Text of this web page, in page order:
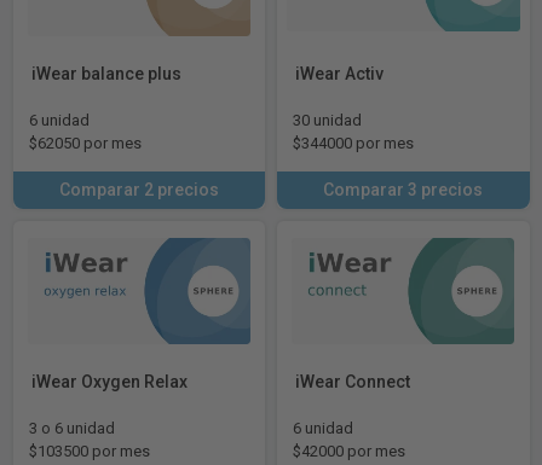
iWear balance plus
6 unidad
$62050 por mes
Comparar 2 precios
iWear Activ
30 unidad
$344000 por mes
Comparar 3 precios
iWear Oxygen Relax
3 o 6 unidad
$103500 por mes
iWear Connect
6 unidad
$42000 por mes